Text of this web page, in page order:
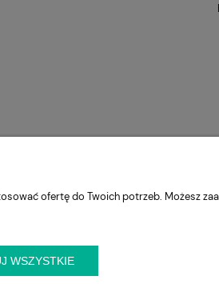
ul. Cynamonowa 2,
krzeslo.com.pl
ofertę do Twoich potrzeb. Możesz
WSZYSTKIE